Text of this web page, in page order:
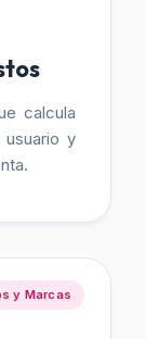
calcula
usuario y
y Marcas